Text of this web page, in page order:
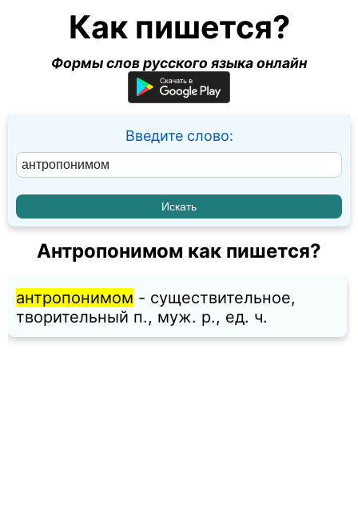
Как пишется?
Формы слов русского языка онлайн
Введите слово:
Антропонимом как пишется?
антропонимом - существительное,
творительный п., муж. p., ед. ч.